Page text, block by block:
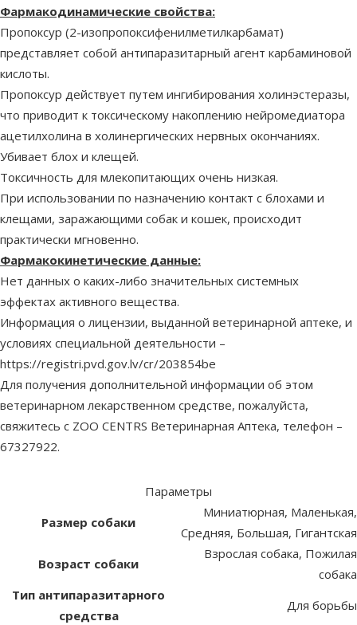
Фармакодинамические свойства:
Пропоксур (2-изопропоксифенилметилкарбамат)
представляет собой антипаразитарный агент карбаминовой
кислоты.
Пропоксур действует путем ингибирования холинэстеразы,
что приводит к токсическому накоплению нейромедиатора
ацетилхолина в холинергических нервных окончаниях.
Убивает блох и клещей.
Токсичность для млекопитающих очень низкая.
При использовании по назначению контакт с блохами и
клещами, заражающими собак и кошек, происходит
практически мгновенно.
Фармакокинетические данные:
Нет данных о каких-либо значительных системных
эффектах активного вещества.
Информация о лицензии, выданной ветеринарной аптеке, и
условиях специальной деятельности –
https://registri.pvd.gov.lv/cr/203854be
Для получения дополнительной информации об этом
ветеринарном лекарственном средстве, пожалуйста,
свяжитесь с ZOO CENTRS Ветеринарная Аптека, телефон –
67327922.
Параметры
Размер собаки
Миниатюрная, Маленькая,
Средняя, Большая, Гигантская
Возраст собаки
Взрослая собака, Пожилая
собака
Тип антипаразитарного
средства
Для борьбы